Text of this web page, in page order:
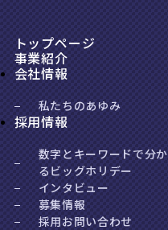
トップページ
事業紹介
会社情報
私たちのあゆみ
採用情報
数字とキーワードで分か
るビッグホリデー
インタビュー
募集情報
採用お問い合わせ